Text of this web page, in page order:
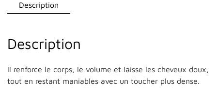
Description
Description
Il renforce le corps, le volume et laisse les cheveux doux,
tout en restant maniables avec un toucher plus dense.